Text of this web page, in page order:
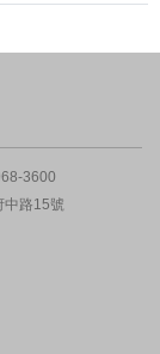
3600
中路15號